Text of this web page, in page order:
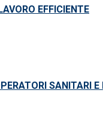
EFFICIENTE
SANITARI E